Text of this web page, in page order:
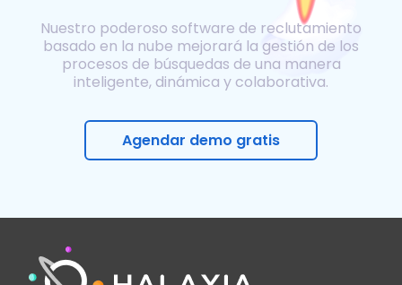
Nuestro poderoso software de reclutamiento
basado en la nube mejorará la gestión de los
procesos de búsquedas de una manera
inteligente, dinámica y colaborativa.
Agendar demo gratis